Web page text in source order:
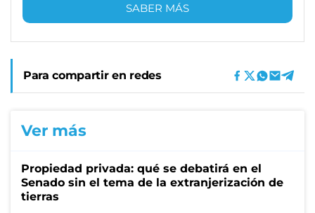
SABER MÁS
Para compartir en redes
Ver más
Propiedad privada: qué se debatirá en el
Senado sin el tema de la extranjerización de
tierras